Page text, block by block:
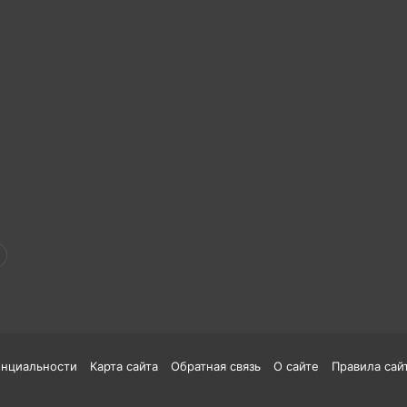
Карта сайта Обратная связь О сайте Правила